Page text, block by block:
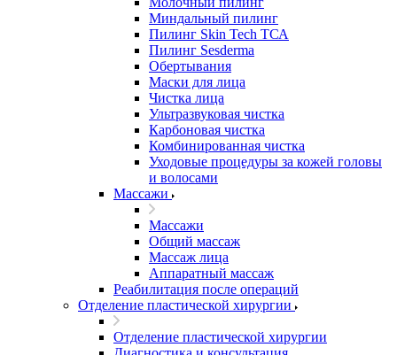
Миндальный пилинг
Пилинг Skin Tech ТСА
Пилинг Sesderma
Обертывания
Маски для лица
Чистка лица
Ультразвуковая чистка
Карбоновая чистка
Комбинированная чистка
Уходовые процедуры за кожей головы
и волосами
Массажи
Массажи
Общий массаж
Массаж лица
Аппаратный массаж
Реабилитация после операций
Отделение пластической хирургии
Отделение пластической хирургии